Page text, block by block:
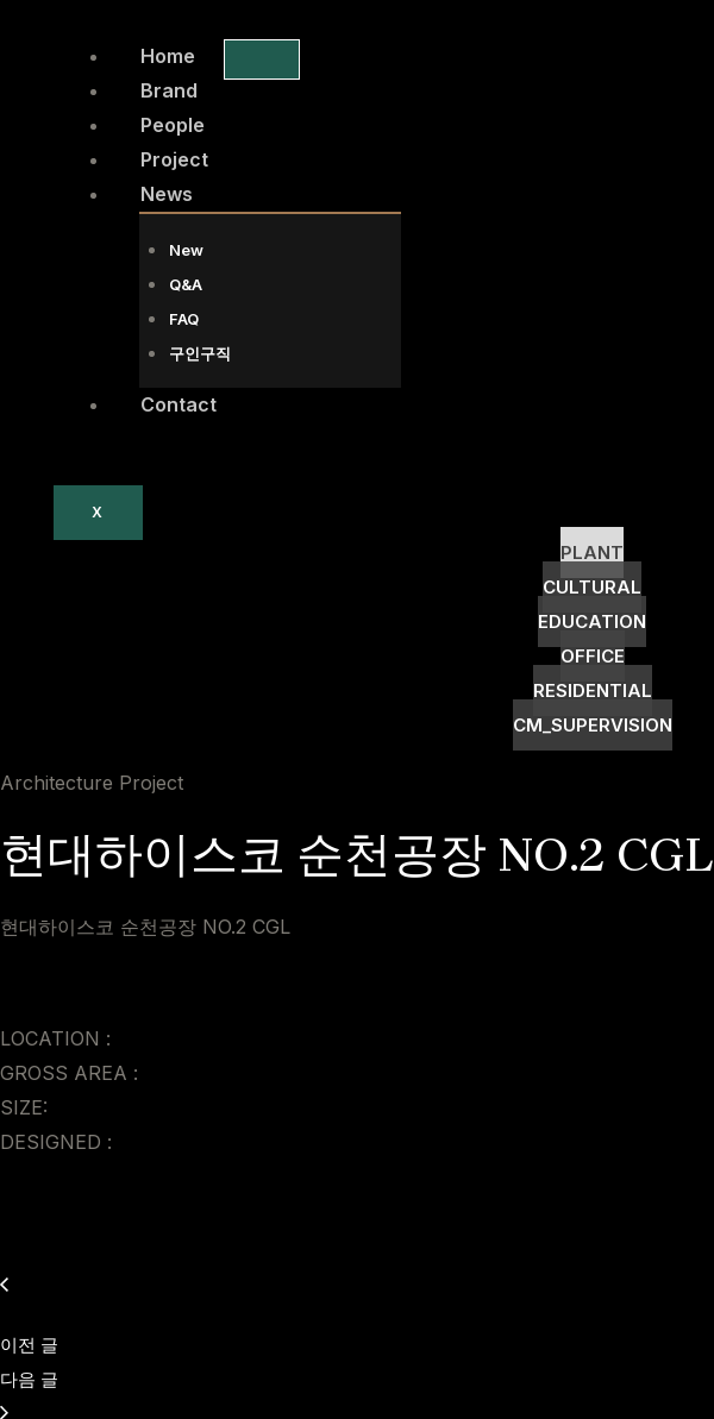
Home
Brand
People
Project
News
New
Q&A
FAQ
구인구직
Contact
X
PLANT
CULTURAL
EDUCATION
OFFICE
RESIDENTIAL
CM_SUPERVISION
Architecture Project
현대하이스코 순천공장 NO.2 CGL
현대하이스코 순천공장 NO.2 CGL
LOCATION :
GROSS AREA :
SIZE:
DESIGNED :
이전 글
다음 글